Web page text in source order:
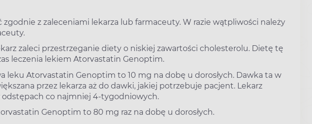
zgodnie z zaleceniami lekarza lub farmaceuty. W razie wątpliwości należy
zaleci przestrzeganie diety o niskiej zawartości cholesterolu. Dietę tę
leczenia lekiem Atorvastatin Genoptim.
leku Atorvastatin Genoptim to 10 mg na dobę u dorosłych. Dawka ta w
przez lekarza aż do dawki, jakiej potrzebuje pacjent. Lekarz
co najmniej 4-tygodniowych.
Genoptim to 80 mg raz na dobę u dorosłych.